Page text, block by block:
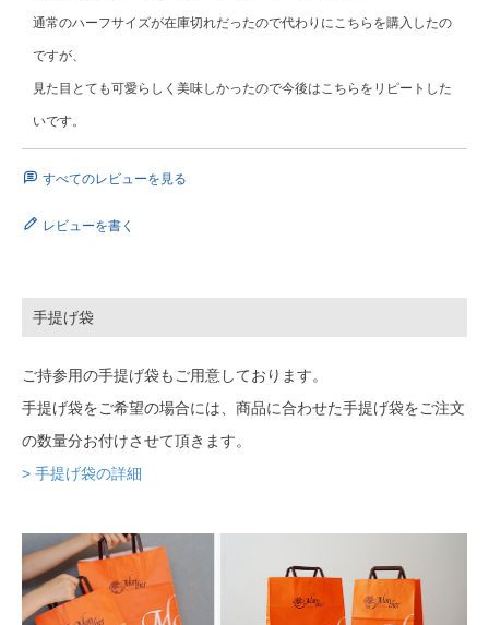
通常のハーフサイズが在庫切れだったので代わりにこちらを購入したの
ですが、
見た目とても可愛らしく美味しかったので今後はこちらをリピートした
いです。
すべてのレビューを見る
レビューを書く
手提げ袋
ご持参用の手提げ袋もご用意しております。
手提げ袋をご希望の場合には、商品に合わせた手提げ袋をご注文
の数量分お付けさせて頂きます。
> 手提げ袋の詳細